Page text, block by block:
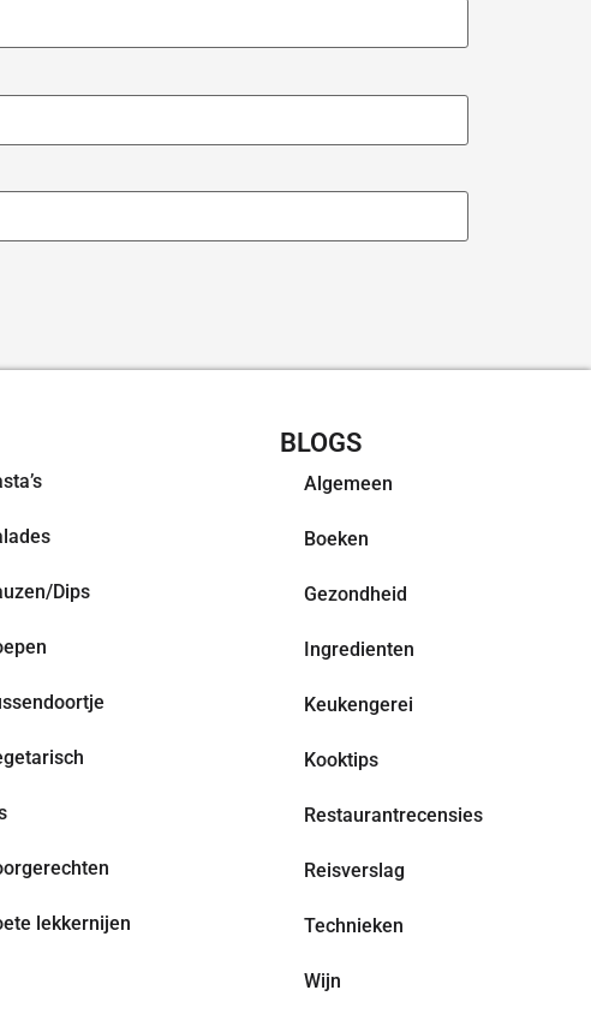
Dips
lekkernijen
BLOGS
Algemeen
Boeken
Gezondheid
Ingredienten
Keukengerei
Kooktips
Restaurantrecensies
Reisverslag
Technieken
Wijn